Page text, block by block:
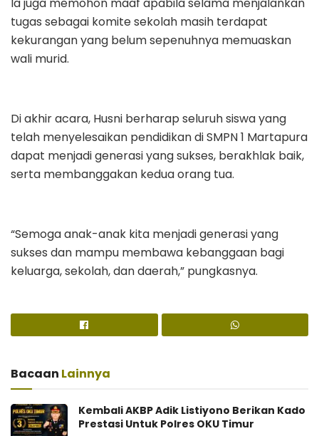
tugas sebagai komite sekolah masih terdapat
kekurangan yang belum sepenuhnya memuaskan
wali murid.
Di akhir acara, Husni berharap seluruh siswa yang
telah menyelesaikan pendidikan di SMPN 1 Martapura
dapat menjadi generasi yang sukses, berakhlak baik,
serta membanggakan kedua orang tua.
“Semoga anak-anak kita menjadi generasi yang
sukses dan mampu membawa kebanggaan bagi
keluarga, sekolah, dan daerah,” pungkasnya.
Bacaan Lainnya
Kembali AKBP Adik Listiyono Berikan Kado
Prestasi Untuk Polres OKU Timur